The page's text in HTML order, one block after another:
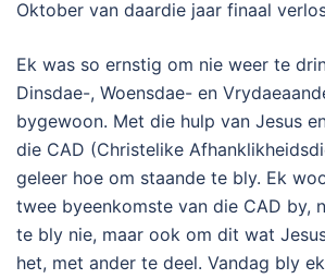
Oktober van daardie jaar finaal
Ek was so ernstig om nie weer te
Dinsdae-, Woensdae- en
bygewoon. Met die hulp van Jesus
die CAD (Christelike
geleer hoe om staande te bly. Ek
twee byeenkomste van die CAD by,
te bly nie, maar ook om dit wat
het, met ander te deel. Vandag bly